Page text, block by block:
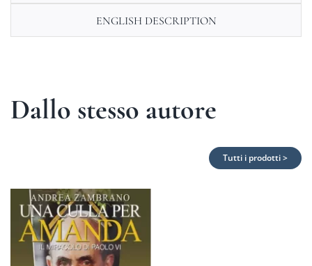
ENGLISH DESCRIPTION
Dallo stesso autore
Tutti i prodotti >